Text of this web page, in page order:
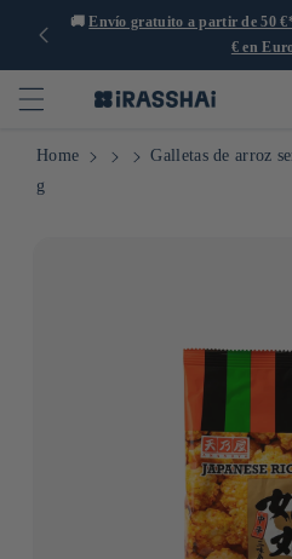
🚚Envío gratuito a partir de 50
€ en
Home
Galletas de arroz
g